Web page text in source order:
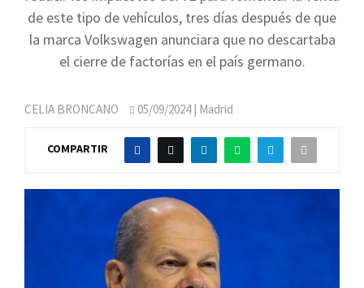
de este tipo de vehículos, tres días después de que
la marca Volkswagen anunciara que no descartaba
el cierre de factorías en el país germano.
CELIA BRONCANO 05/09/2024| Madrid
COMPARTIR